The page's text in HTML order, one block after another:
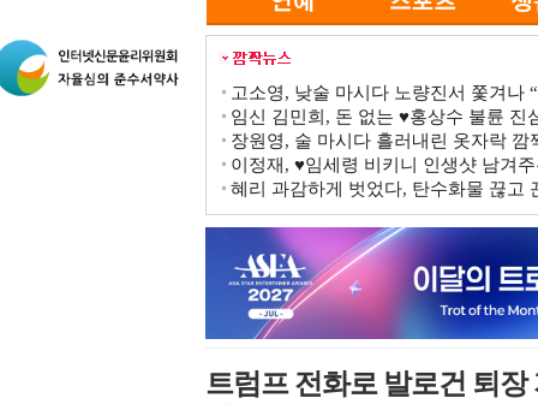
고소영, 낮술 마시다 노량진서 쫓겨나
임신 김민희, 돈 없는 ♥홍상수 불륜
장원영, 술 마시다 흘러내린 옷자락
이정재, ♥임세령 비키니 인생샷 남겨
혜리 과감하게 벗었다, 탄수화물 끊고
트럼프 전화로 발로건 퇴장